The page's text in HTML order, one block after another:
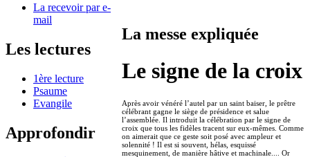
La recevoir par e-
mail
Les lectures
1ère lecture
Psaume
Evangile
Approfondir
La messe expliquée
Le signe de la croix
Après avoir vénéré l’autel par un saint baiser, le prêtre
célébrant gagne le siège de présidence et salue
l’assemblée. Il introduit la célébration par le signe de
croix que tous les fidèles tracent sur eux-mêmes. Comme
on aimerait que ce geste soit posé avec ampleur et
solennité ! Il est si souvent, hélas, esquissé
mesquinement, de manière hâtive et machinale.... Or